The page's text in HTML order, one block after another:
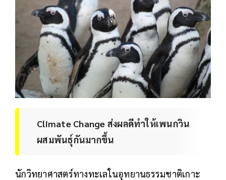
Climate Change ส่งผลดีทำให้เพนกวิน
ผสมพันธุ์กันมากขึ้น
นักวิทยาศาสตร์ทางทะเลในอุทยานธรรมชาติเกาะ